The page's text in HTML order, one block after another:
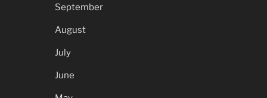
September
August
July
June